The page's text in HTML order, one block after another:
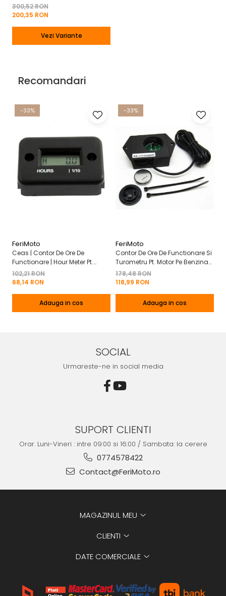
300,52 RON
200,35 RON
Vezi Variante
Recomandari
-33%
FeriMoto
Ceas | Contor De Ore De
Functionare | Hour Meter Pt.
Motor Pe Benzina 2T | 4T
102,21 RON
68,14 RON
Adauga in cos
-33%
FeriMoto
Contor De Ore De Functionare Si
Turometru Pt. Motor Pe Benzina
2T | 4T Cu Capac De Baterie
178,48 RON
118,99 RON
Adauga in cos
SOCIAL
Urmareste-ne in social media
SUPORT CLIENTI
Orar. Luni-Vineri : intre 09:00 si 16:00 / Sambata: la cerere
0774578422
Contact@FeriMoto.ro
MAGAZINUL MEU
CLIENTI
DATE COMERCIALE